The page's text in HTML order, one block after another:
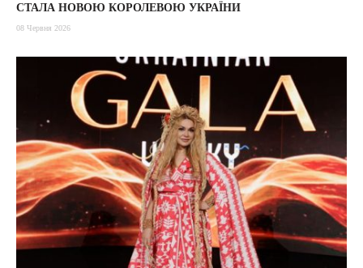
СТАЛА НОВОЮ КОРОЛЕВОЮ УКРАЇНИ
08 Червня 2026